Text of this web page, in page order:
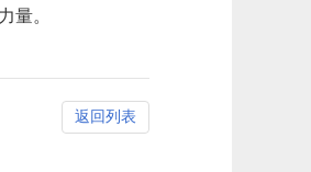
量。
返回列表